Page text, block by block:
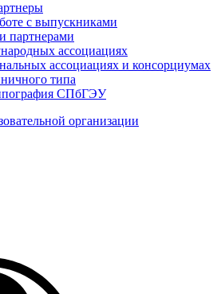
с выпускниками
партнерами
ассоциациях
ассоциациях и консорциумах
типа
СПбГЭУ
организации